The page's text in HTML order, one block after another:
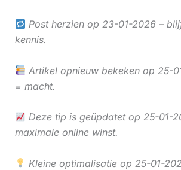
Post herzien op 23-01-2026 –
kennis.
Artikel opnieuw bekeken op 25-
= macht.
Deze tip is geüpdatet op 25-01-
maximale online winst.
Kleine optimalisatie op 25-01-